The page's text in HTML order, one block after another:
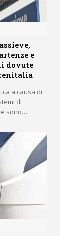
e
dovute
a causa di
di
sono…